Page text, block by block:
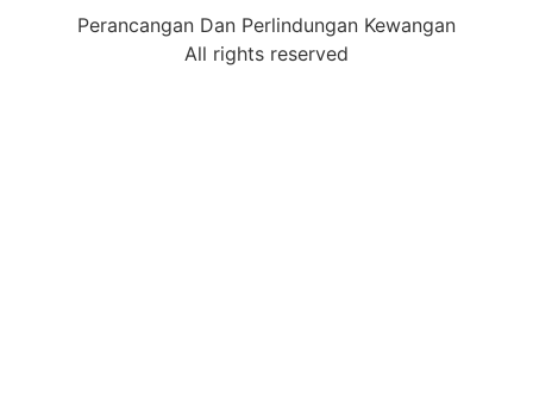
Perancangan Dan Perlindungan Kewangan
All rights reserved